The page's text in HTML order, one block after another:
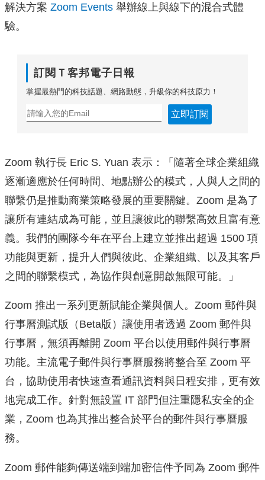
解決方案 Zoom Events 舉辦線上與線下的混合式體
驗。
訂閱Ｔ客邦電子日報
掌握最熱門的科技話題、網路動態，升級你的科技原力！
立即訂閱
Zoom 執行長 Eric S. Yuan 表示：「隨著全球企業組織
逐漸適應於任何時間、地點辦公的模式， 人與人之間的
聯繫仍是推動商業策略發展的重要關鍵。Zoom 是為了
讓所有連結成為可能，並且讓彼此的聯繫高效且富有意
義。 我們的團隊今年在平台上建立並推出超過 1500 項
功能與更新，提升人們與彼此、企業組織、
以及其客戶
之間的聯繫模式，為協作與創意開啟無限可能。」
Zoom 推出一系列更新賦能企業與個人。Zoom 郵件與
行事曆測試版（Beta版）讓使用者透過 Zoom 郵件與
行事曆，無須再離開 Zoom 平台以使用郵件與行事曆
功能。主流電子郵件與行事曆服務將整合至 Zoom 平
台，協助使用者快速查看通訊資料與日程安排， 更有效
地完成工作。針對無設置 IT 部門但注重隱私安全的企
業，Zoom 也為其推出整合於平台的郵件與行事曆服
務。
Zoom 郵件能夠傳送端到端加密信件予同為 Zoom 郵件